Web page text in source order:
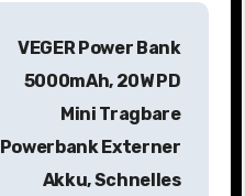
VEGER Power Bank
5000mAh, 20W PD
Mini Tragbare
Powerbank Externer
Akku, Schnelles